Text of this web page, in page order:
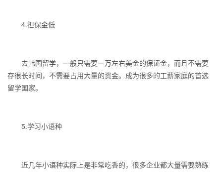
4.担保金低
去韩国留学，一般只需要一万左右美金的保证金，而且不需要
存很长时间，不需要占用大量的资金。成为很多的工薪家庭的首选
留学国家。
5.学习小语种
近几年小语种实际上是非常吃香的，很多企业都大量需要熟练